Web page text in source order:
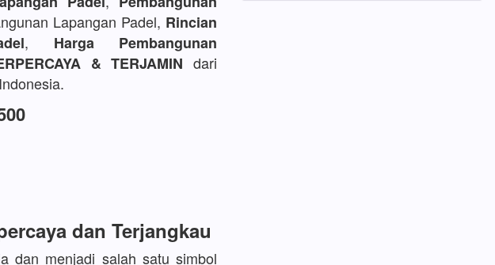
Lapangan Padel, Rincian
, Harga Pembangunan
& TERJAMIN dari
dan Terjangkau
dan menjadi salah satu simbol